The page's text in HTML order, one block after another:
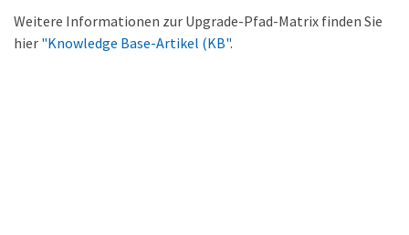
Weitere Informationen zur Upgrade-Pfad-Matrix finden Sie
hier "Knowledge Base-Artikel (KB".